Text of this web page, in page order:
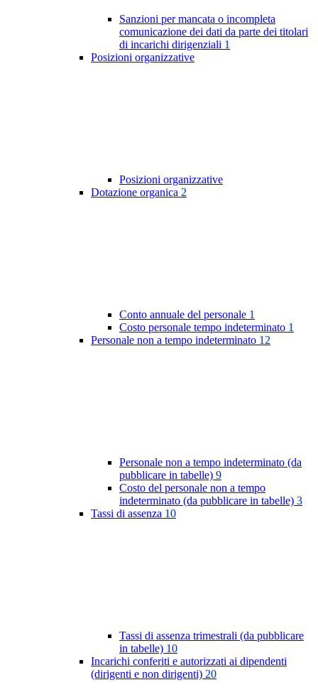
Sanzioni per mancata o incompleta
comunicazione dei dati da parte dei titolari
di incarichi dirigenziali 1
Posizioni organizzative
Posizioni organizzative
Dotazione organica 2
Conto annuale del personale 1
Costo personale tempo indeterminato 1
Personale non a tempo indeterminato 12
Personale non a tempo indeterminato (da
pubblicare in tabelle) 9
Costo del personale non a tempo
indeterminato (da pubblicare in tabelle) 3
Tassi di assenza 10
Tassi di assenza trimestrali (da pubblicare
in tabelle) 10
Incarichi conferiti e autorizzati ai dipendenti
(dirigenti e non dirigenti) 20